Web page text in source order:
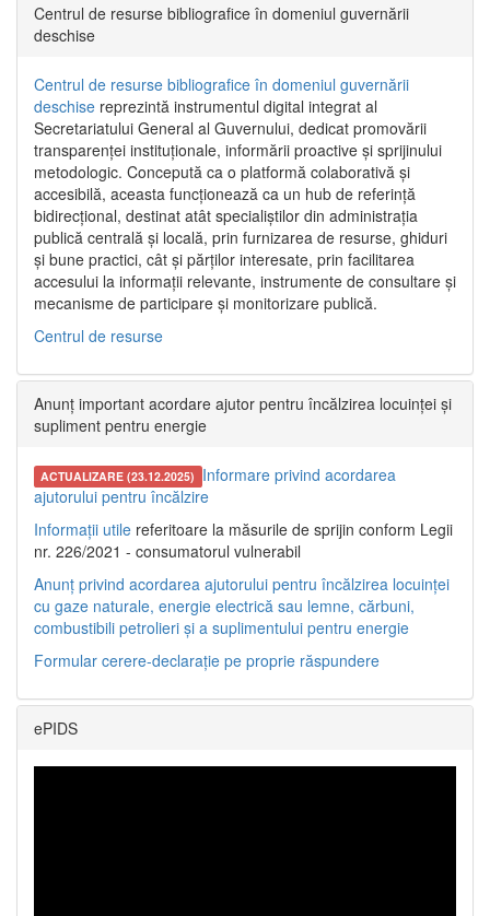
Centrul de resurse bibliografice în domeniul guvernării
deschise
Centrul de resurse bibliografice în domeniul guvernării
deschise reprezintă instrumentul digital integrat al
Secretariatului General al Guvernului, dedicat promovării
transparenței instituționale, informării proactive și sprijinului
metodologic. Concepută ca o platformă colaborativă și
accesibilă, aceasta funcționează ca un hub de referință
bidirecțional, destinat atât specialiștilor din administrația
publică centrală și locală, prin furnizarea de resurse, ghiduri
și bune practici, cât și părților interesate, prin facilitarea
accesului la informații relevante, instrumente de consultare și
mecanisme de participare și monitorizare publică.
Centrul de resurse
Anunț important acordare ajutor pentru încălzirea locuinței și
supliment pentru energie
ACTUALIZARE (23.12.2025) Informare privind acordarea
ajutorului pentru încălzire
Informații utile referitoare la măsurile de sprijin conform Legii
nr. 226/2021 - consumatorul vulnerabil
Anunț privind acordarea ajutorului pentru încălzirea locuinței
cu gaze naturale, energie electrică sau lemne, cărbuni,
combustibili petrolieri și a suplimentului pentru energie
Formular cerere-declarație pe proprie răspundere
ePIDS